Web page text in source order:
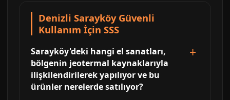
Denizli Sarayköy Güvenli
Kullanım İçin SSS
Sarayköy'deki hangi el sanatları,
bölgenin jeotermal kaynaklarıyla
ilişkilendirilerek yapılıyor ve bu
ürünler nerelerde satılıyor?